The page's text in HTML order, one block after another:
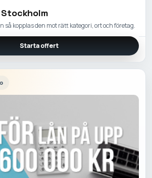
Stockholm
så kopplas den mot rätt kategori, ort och företag.
Starta offert